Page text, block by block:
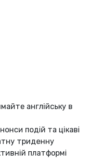
англійську в
подій та цікаві
триденну
платформі